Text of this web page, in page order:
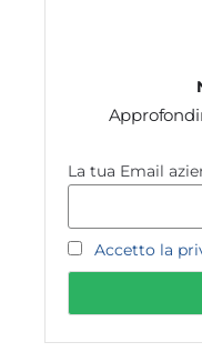
La tua Email
Accetto la